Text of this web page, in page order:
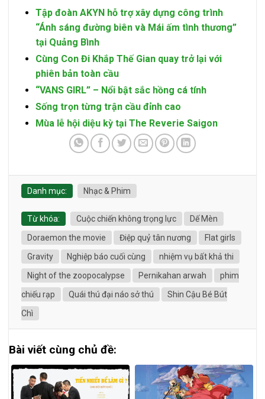
Tập đoàn AKYN hỗ trợ xây dựng công trình
“Ánh sáng đường biên và Mái ấm tình thương”
tại Quảng Bình
Cùng Con Đi Khắp Thế Gian quay trở lại với
phiên bản toàn cầu
“VANS GIRL” – Nổi bật sắc hồng cá tính
Sống trọn từng trận cầu đỉnh cao
Mùa lễ hội diệu kỳ tại The Reverie Saigon
Danh mục: Nhạc & Phim
Từ khóa: Cuộc chiến không trọng lực
Dế Mèn
Doraemon the movie
Điệp quỷ tân nương
Flat girls
Gravity
Nghiệp báo cuối cùng
nhiệm vụ bất khả thi
Night of the zoopocalypse
Pernikahan arwah
phim
chiếu rạp
Quái thú đại náo sở thú
Shin Cậu Bé Bút
Chì
Bài viết cùng chủ đề: